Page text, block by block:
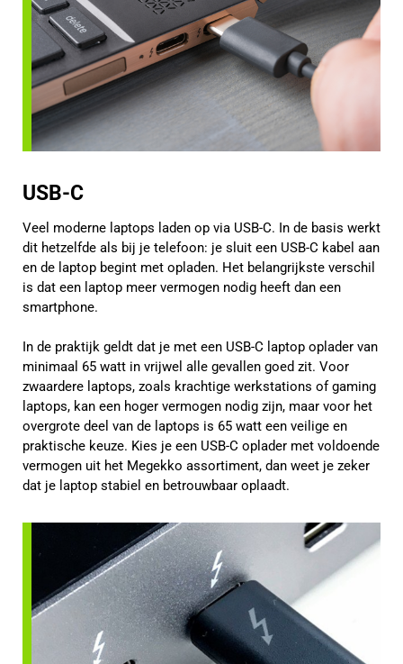
USB-C
Veel moderne laptops laden op via USB-C. In de basis werkt
dit hetzelfde als bij je telefoon: je sluit een USB-C kabel aan
en de laptop begint met opladen. Het belangrijkste verschil
is dat een laptop meer vermogen nodig heeft dan een
smartphone.
In de praktijk geldt dat je met een USB-C laptop oplader van
minimaal 65 watt in vrijwel alle gevallen goed zit. Voor
zwaardere laptops, zoals krachtige werkstations of gaming
laptops, kan een hoger vermogen nodig zijn, maar voor het
overgrote deel van de laptops is 65 watt een veilige en
praktische keuze. Kies je een USB-C oplader met voldoende
vermogen uit het Megekko assortiment, dan weet je zeker
dat je laptop stabiel en betrouwbaar oplaadt.